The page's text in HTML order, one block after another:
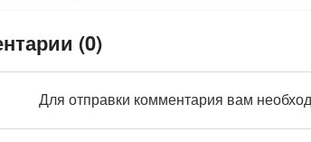
(0)
Для отправки комментария вам